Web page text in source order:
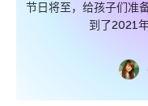
节日将至，给孩子们准
到了2021